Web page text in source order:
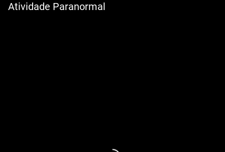
Atividade Paranormal